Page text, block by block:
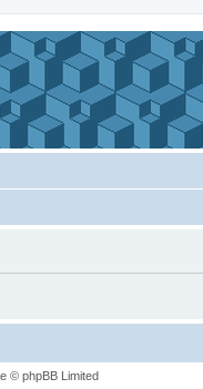
© phpBB Limited